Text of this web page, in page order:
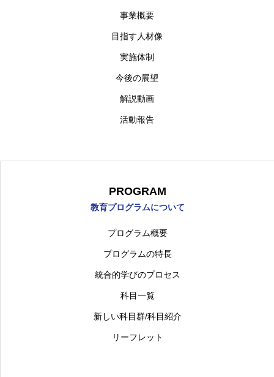
事業概要
目指す人材像
実施体制
今後の展望
解説動画
活動報告
PROGRAM
教育プログラムについて
プログラム概要
プログラムの特長
統合的学びのプロセス
科目一覧
新しい科目群/科目紹介
リーフレット